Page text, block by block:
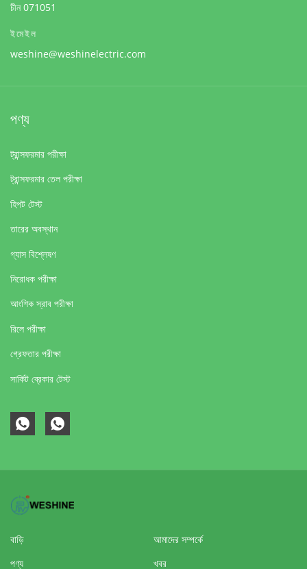
চীন 071051
ইমেইল
weshine@weshinelectric.com
পণ্য
ট্রান্সফরমার পরীক্ষা
ট্রান্সফরমার তেল পরীক্ষা
হিপট টেস্ট
তারের অবস্থান
গ্যাস বিশ্লেষণ
নিরোধক পরীক্ষা
আংশিক স্রাব পরীক্ষা
রিলে পরীক্ষা
গ্রেফতার পরীক্ষা
সার্কিট ব্রেকার টেস্ট
বাড়ি
আমাদের সম্পর্কে
পণ্য
খবর